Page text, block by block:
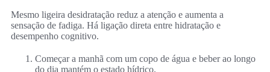
Mesmo ligeira desidratação reduz a atenção e aumenta a
sensação de fadiga. Há ligação direta entre hidratação e
desempenho cognitivo.
Começar a manhã com um copo de água e beber ao longo
do dia mantém o estado hídrico.